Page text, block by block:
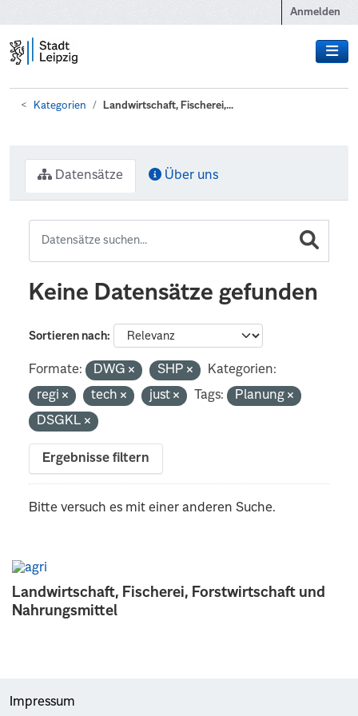
Anmelden
Kategorien Landwirtschaft, Fischerei,...
Landwirtschaft, Fischerei, Forstwirtschaft und
Nahrungsmittel
Datensätze Über uns
Keine Datensätze gefunden
Sortieren nach
Formate: DWG SHP
Kategorien:
regi
tech just Tags:
Planung
DSGKL
Ergebnisse filtern
Bitte versuch es mit einer anderen Suche.
Impressum